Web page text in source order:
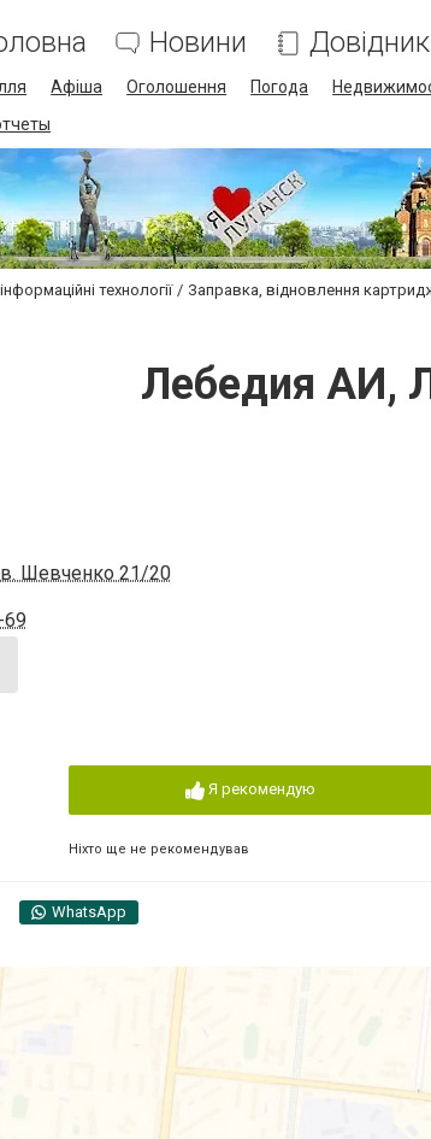
Новини Довідник
Афіша Оголошення Погода
технології Заправка, відновлення
Лебедия
Шевченко 21/20
69
Я рекомендую
Ніхто ще не рекомендував
WhatsApp